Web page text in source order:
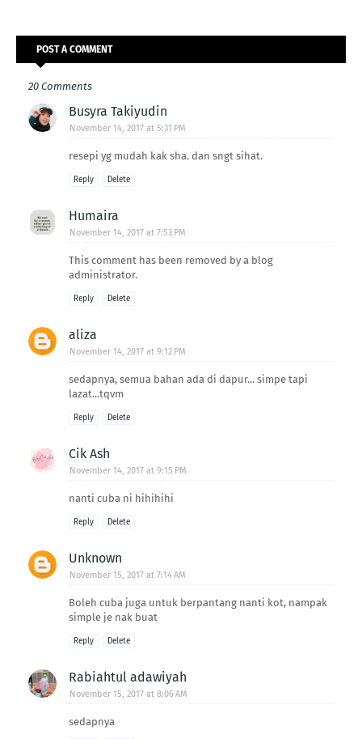
POST A COMMENT
20 Comments
Busyra Takiyudin
November 14, 2017 at 5:31 PM
resepi yg mudah kak sha. dan sngt sihat.
Reply Delete
Humaira
November 14, 2017 at 7:53 PM
This comment has been removed by a blog
administrator.
Reply Delete
aliza
November 14, 2017 at 9:12 PM
sedapnya, semua bahan ada di dapur... simpe tapi
lazat...tqvm
Reply Delete
Cik Ash
November 14, 2017 at 9:15 PM
nanti cuba ni hihihihi
Reply Delete
Unknown
November 15, 2017 at 7:14 AM
Boleh cuba juga untuk berpantang nanti kot, nampak
simple je nak buat
Reply Delete
Rabiahtul adawiyah
November 15, 2017 at 8:06 AM
sedapnya